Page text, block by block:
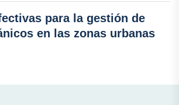
para la gestión de
en las zonas urbanas